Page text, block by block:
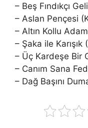
– Beş Fındıkçı
– Aslan Pençesi
– Altın Kollu
– Şaka ile
– Üç Kardeşe Bir
– Canım Sana
– Dağ Başını